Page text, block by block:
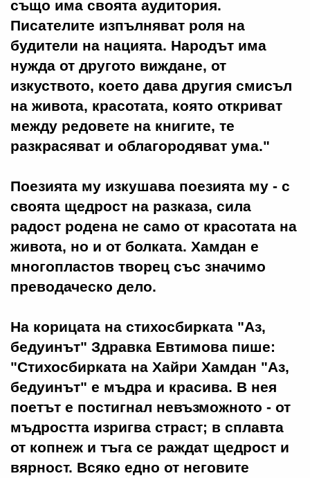
също има своята аудитория.
Писателите изпълняват роля на
будители на нацията. Народът има
нужда от другото виждане, от
изкуството, което дава другия смисъл
на живота, красотата, която откриват
между редовете на книгите, те
разкрасяват и облагородяват ума."
Поезията му изкушава поезията му - с
своята щедрост на разказа, сила
радост родена не само от красотата на
живота, но и от болката. Хамдан е
многопластов творец със значимо
преводаческо дело.
На корицата на стихосбирката "Аз,
бедуинът" Здравка Евтимова пише:
"Стихосбирката на Хайри Хамдан "Аз,
бедуинът" е мъдра и красива. В нея
поетът е постигнал невъзможното - от
мъдростта изригва страст; в сплавта
от копнеж и тъга се раждат щедрост и
вярност. Всяко едно от неговите